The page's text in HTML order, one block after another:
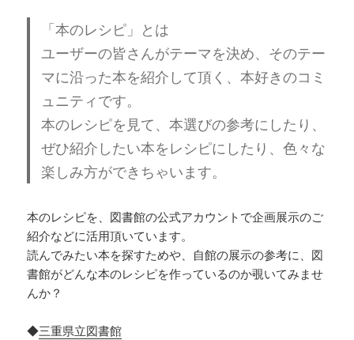
「本のレシピ」とは
ユーザーの皆さんがテーマを決め、そのテー
マに沿った本を紹介して頂く、本好きのコミ
ュニティです。
本のレシピを見て、本選びの参考にしたり、
ぜひ紹介したい本をレシピにしたり、色々な
楽しみ方ができちゃいます。
本のレシピを、図書館の公式アカウントで企画展示のご
紹介などに活用頂いています。
読んでみたい本を探すためや、自館の展示の参考に、図
書館がどんな本のレシピを作っているのか覗いてみませ
んか？
◆三重県立図書館